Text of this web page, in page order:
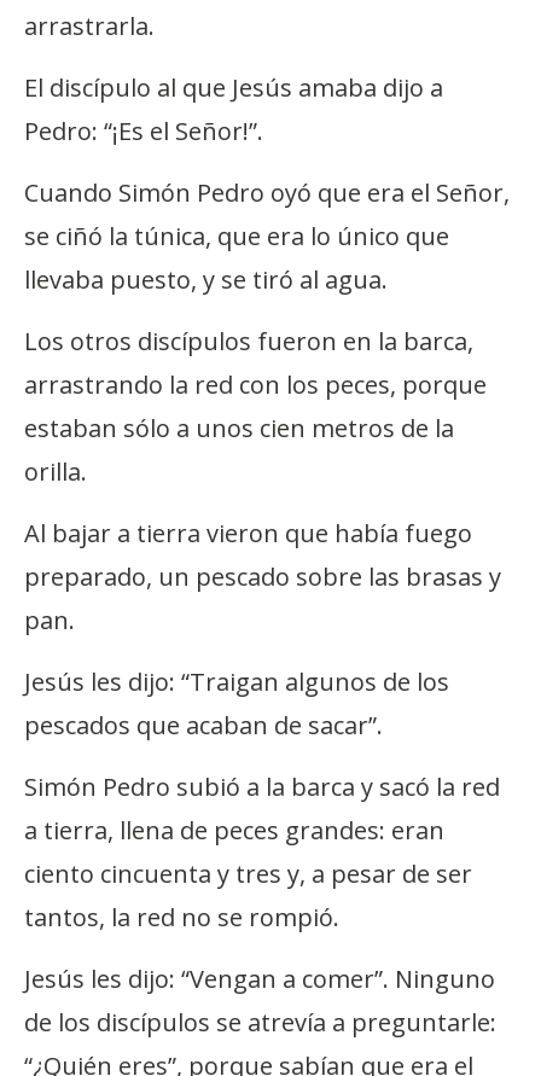
arrastrarla.
El discípulo al que Jesús amaba dijo a
Pedro: “¡Es el Señor!”.
Cuando Simón Pedro oyó que era el Señor,
se ciñó la túnica, que era lo único que
llevaba puesto, y se tiró al agua.
Los otros discípulos fueron en la barca,
arrastrando la red con los peces, porque
estaban sólo a unos cien metros de la
orilla.
Al bajar a tierra vieron que había fuego
preparado, un pescado sobre las brasas y
pan.
Jesús les dijo: “Traigan algunos de los
pescados que acaban de sacar”.
Simón Pedro subió a la barca y sacó la red
a tierra, llena de peces grandes: eran
ciento cincuenta y tres y, a pesar de ser
tantos, la red no se rompió.
Jesús les dijo: “Vengan a comer”. Ninguno
de los discípulos se atrevía a preguntarle:
“¿Quién eres”, porque sabían que era el